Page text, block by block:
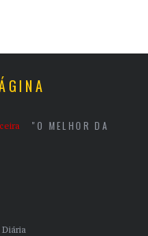
"O MELHOR DA